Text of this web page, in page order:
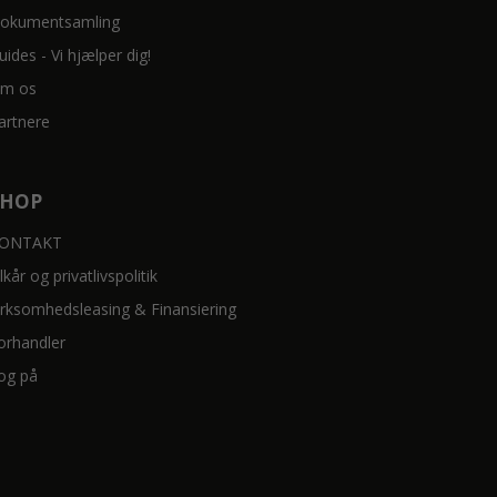
- Vi hjælper dig!
os
og privatlivspolitik
& Finansiering
på